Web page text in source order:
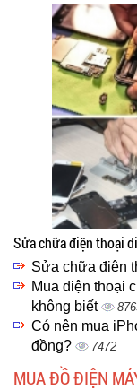
Sửa chữa điện thoại
Sửa chữa điện
Mua điện thoại
không biết
Có nên mua
đồng?
7472
MUA ĐỒ ĐIỆN